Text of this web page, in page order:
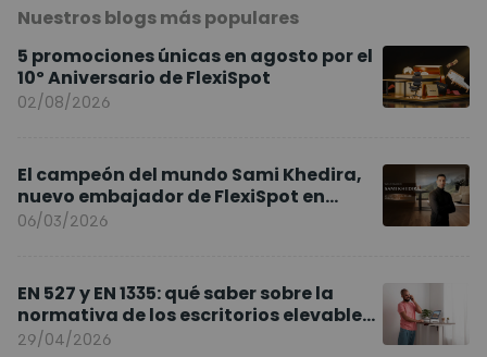
Nuestros blogs más populares
5 promociones únicas en agosto por el
10º Aniversario de FlexiSpot
02/08/2026
El campeón del mundo Sami Khedira,
nuevo embajador de FlexiSpot en
Europa
06/03/2026
EN 527 y EN 1335: qué saber sobre la
normativa de los escritorios elevables
y sillas ergonómicas
29/04/2026